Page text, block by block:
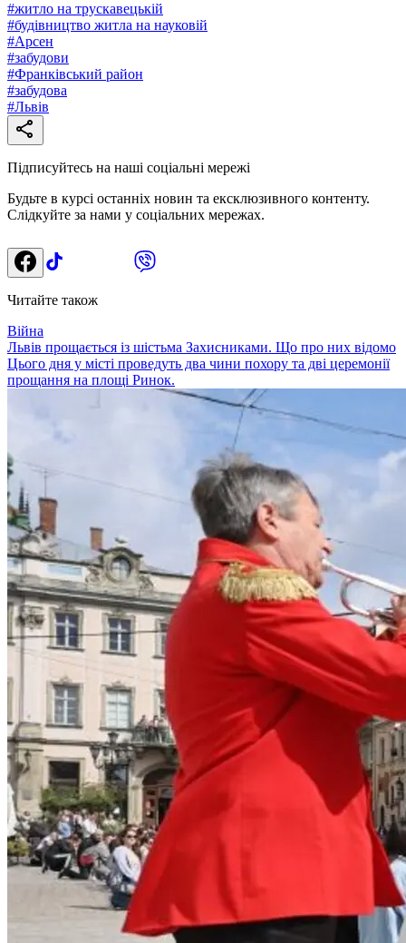
#житло на трускавецькій
#будівництво житла на науковій
#Арсен
#забудови
#Франківський район
#забудова
#Львів
Підписуйтесь на наші соціальні мережі
Будьте в курсі останніх новин та ексклюзивного контенту.
Слідкуйте за нами у соціальних мережах.
Читайте також
Війна
Львів прощається із шістьма Захисниками. Що про них відомо
Цього дня у місті проведуть два чини похору та дві церемонії
прощання на площі Ринок.